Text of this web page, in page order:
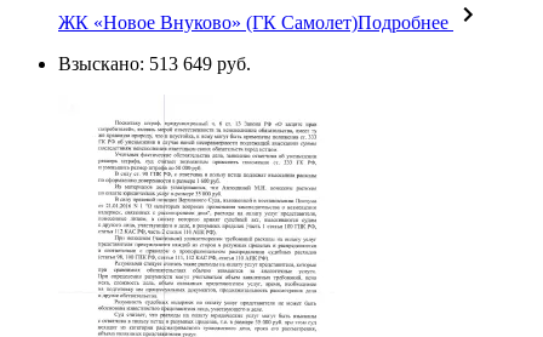
ЖК «Новое Внуково» (ГК Самолет)Подробнее
Взыскано: 513 649 руб.